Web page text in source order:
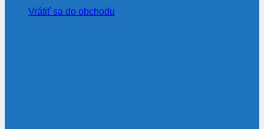
Vrátiť sa do obchodu